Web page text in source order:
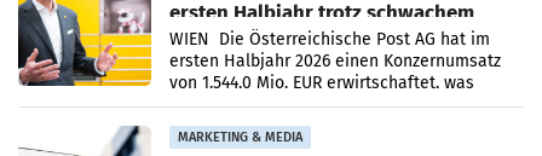
ersten Halbjahr trotz schwachem
Briefgeschäft
WIEN Die Österreichische Post AG hat im
ersten Halbjahr 2026 einen Konzernumsatz
von 1.544,0 Mio. EUR erwirtschaftet, was
einem Plus von 3,8 Prozent gegenüber dem
Vergleichszeitraum
MARKETING & MEDIA